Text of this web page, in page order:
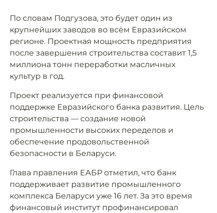
По словам Подгузова, это будет один из
крупнейших заводов во всём Евразийском
регионе. Проектная мощность предприятия
после завершения строительства составит 1,5
миллиона тонн переработки масличных
культур в год.
Проект реализуется при финансовой
поддержке Евразийского банка развития. Цель
строительства — создание новой
промышленности высоких переделов и
обеспечение продовольственной
безопасности в Беларуси.
Глава правления ЕАБР отметил, что банк
поддерживает развитие промышленного
комплекса Беларуси уже 16 лет. За это время
финансовый институт профинансировал